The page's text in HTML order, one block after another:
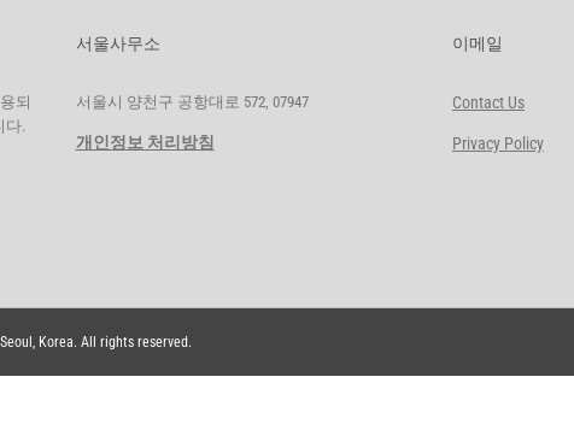
되
다.
서울사무소
서울시 양천구 공항대로 572, 07947
개인정보 처리방침
이메일
Contact Us
Privacy Policy
Korea. All rights reserved.